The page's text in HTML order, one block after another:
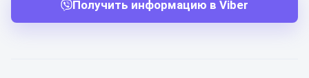
Получить информацию в Viber